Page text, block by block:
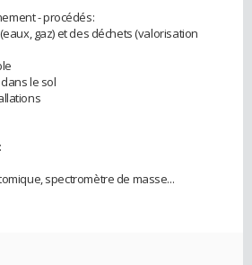
- procédés:
gaz) et des déchets (valorisation
le sol
spectromètre de masse...